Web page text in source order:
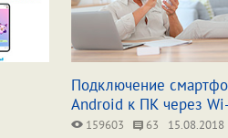
Подключение
Android к ПК через
159603 63 15.08.2018